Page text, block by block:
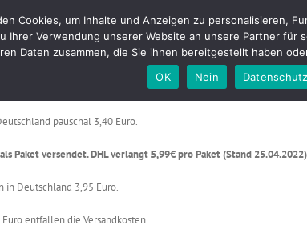
Home Portfolio Fotostudio Buchungen & Preise
pauschal 3,40 Euro.
Paket versendet. DHL verlangt 5,99€ pro Paket (Stand 25.04.2022)
in Deutschland 3,95 Euro.
entfallen die Versandkosten.
Cookies, um Inhalte und Anzeigen zu personalisieren,
Ihrer Verwendung unserer Website an unsere Partner
Daten zusammen, die Sie ihnen bereitgestellt haben
OK
Nein